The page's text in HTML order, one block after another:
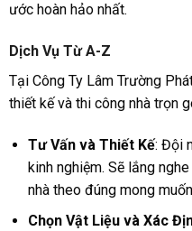
ước hoàn hảo nhất.
Dịch Vụ Từ A-Z
Tại Công Ty Lâm Trường
thiết kế và thi công nhà trọn
Tư Vấn và Thiết Kế: Đội
kinh nghiệm. Sẽ lắng
nhà theo đúng mong
Chọn Vật Liệu và Xác